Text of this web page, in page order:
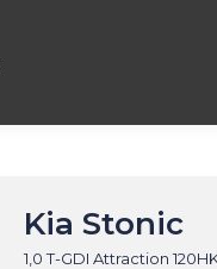
Kia Stonic
1,0 T-GDI Attraction